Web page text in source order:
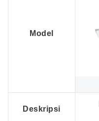
Model
Deskripsi